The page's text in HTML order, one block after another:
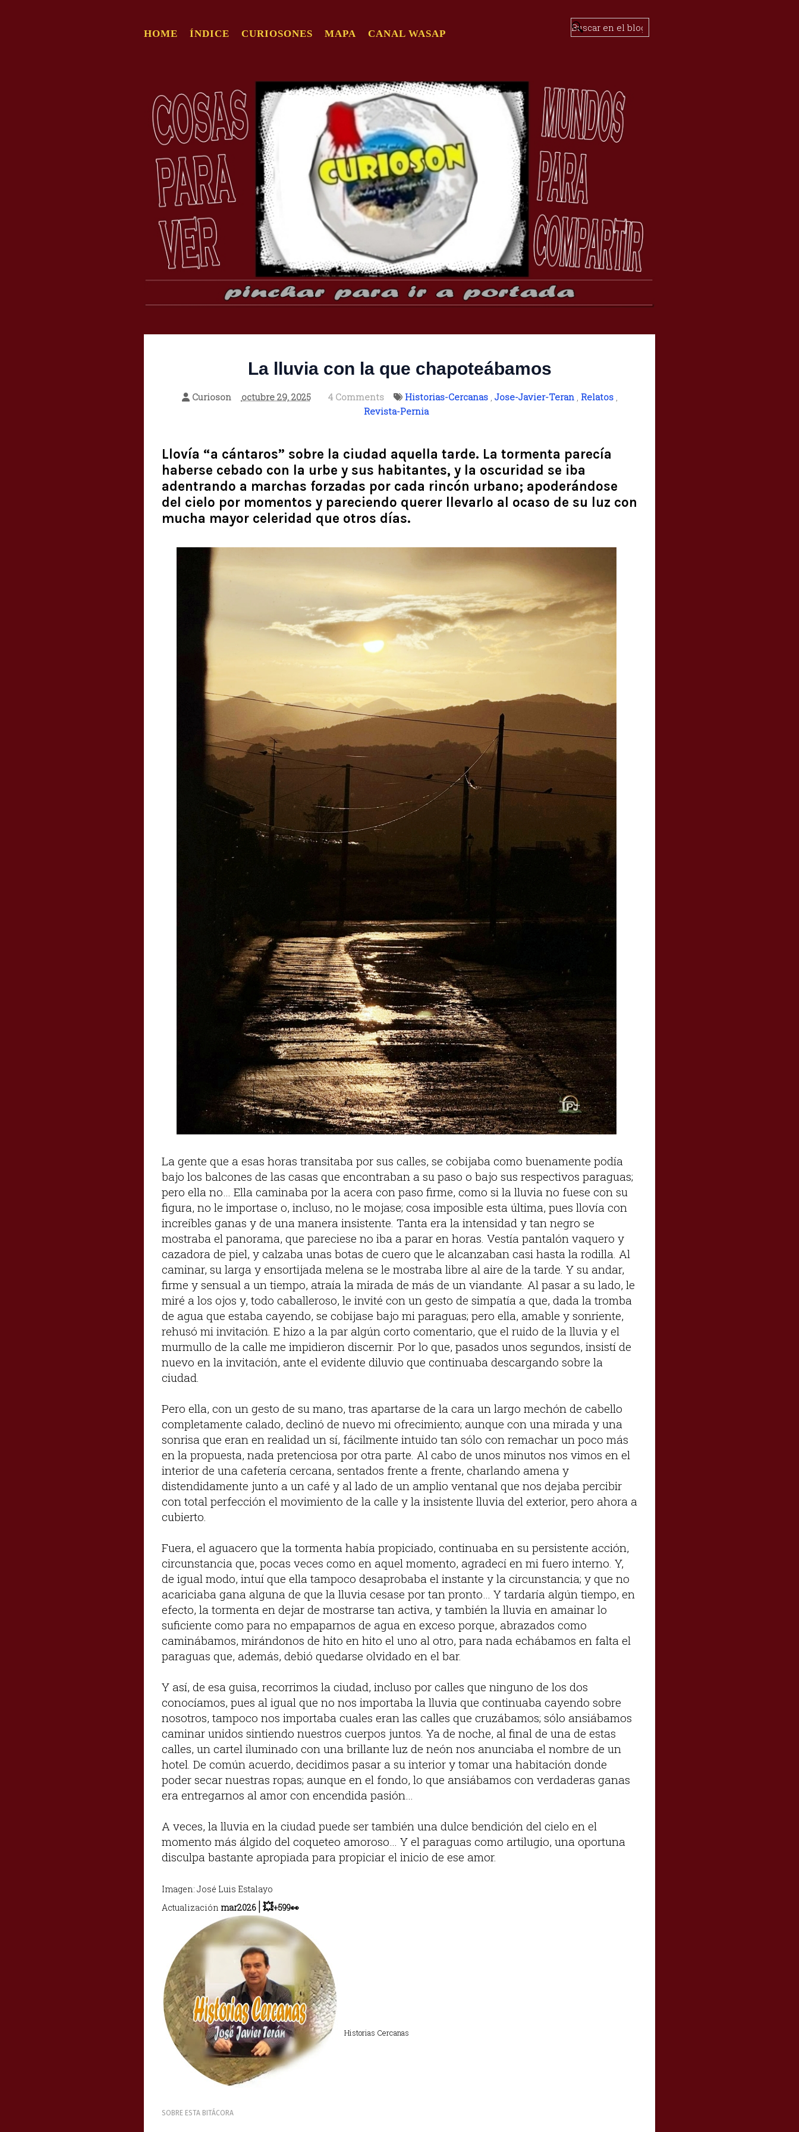
HOME ÍNDICE CURIOSONES MAPA CANAL WASAP
La lluvia con la que chapoteábamos
Curioson octubre 29, 2025 4 Comments Historias-Cercanas, Jose-Javier-Teran, Relatos,
Revista-Pernia
Llovía “a cántaros” sobre la ciudad aquella tarde. La tormenta parecía
haberse cebado con la urbe y sus habitantes, y la oscuridad se iba
adentrando a marchas forzadas por cada rincón urbano; apoderándose
del cielo por momentos y pareciendo querer llevarlo al ocaso de su luz con
mucha mayor celeridad que otros días.
La gente que a esas horas transitaba por sus calles, se cobijaba como buenamente podía
bajo los balcones de las casas que encontraban a su paso o bajo sus respectivos paraguas;
pero ella no… Ella caminaba por la acera con paso firme, como si la lluvia no fuese con su
figura, no le importase o, incluso, no le mojase; cosa imposible esta última, pues llovía con
increíbles ganas y de una manera insistente. Tanta era la intensidad y tan negro se
mostraba el panorama, que pareciese no iba a parar en horas. Vestía pantalón vaquero y
cazadora de piel, y calzaba unas botas de cuero que le alcanzaban casi hasta la rodilla. Al
caminar, su larga y ensortijada melena se le mostraba libre al aire de la tarde. Y su andar,
firme y sensual a un tiempo, atraía la mirada de más de un viandante. Al pasar a su lado, le
miré a los ojos y, todo caballeroso, le invité con un gesto de simpatía a que, dada la tromba
de agua que estaba cayendo, se cobijase bajo mi paraguas; pero ella, amable y sonriente,
rehusó mi invitación. E hizo a la par algún corto comentario, que el ruido de la lluvia y el
murmullo de la calle me impidieron discernir. Por lo que, pasados unos segundos, insistí de
nuevo en la invitación, ante el evidente diluvio que continuaba descargando sobre la
ciudad.
Pero ella, con un gesto de su mano, tras apartarse de la cara un largo mechón de cabello
completamente calado, declinó de nuevo mi ofrecimiento; aunque con una mirada y una
sonrisa que eran en realidad un sí, fácilmente intuido tan sólo con remachar un poco más
en la propuesta, nada pretenciosa por otra parte. Al cabo de unos minutos nos vimos en el
interior de una cafetería cercana, sentados frente a frente, charlando amena y
distendidamente junto a un café y al lado de un amplio ventanal que nos dejaba percibir
con total perfección el movimiento de la calle y la insistente lluvia del exterior, pero ahora a
cubierto.
Fuera, el aguacero que la tormenta había propiciado, continuaba en su persistente acción,
circunstancia que, pocas veces como en aquel momento, agradecí en mi fuero interno. Y,
de igual modo, intuí que ella tampoco desaprobaba el instante y la circunstancia; y que no
acariciaba gana alguna de que la lluvia cesase por tan pronto… Y tardaría algún tiempo, en
efecto, la tormenta en dejar de mostrarse tan activa, y también la lluvia en amainar lo
suficiente como para no empaparnos de agua en exceso porque, abrazados como
caminábamos, mirándonos de hito en hito el uno al otro, para nada echábamos en falta el
paraguas que, además, debió quedarse olvidado en el bar.
Y así, de esa guisa, recorrimos la ciudad, incluso por calles que ninguno de los dos
conocíamos, pues al igual que no nos importaba la lluvia que continuaba cayendo sobre
nosotros, tampoco nos importaba cuales eran las calles que cruzábamos; sólo ansiábamos
caminar unidos sintiendo nuestros cuerpos juntos. Ya de noche, al final de una de estas
calles, un cartel iluminado con una brillante luz de neón nos anunciaba el nombre de un
hotel. De común acuerdo, decidimos pasar a su interior y tomar una habitación donde
poder secar nuestras ropas; aunque en el fondo, lo que ansiábamos con verdaderas ganas
era entregarnos al amor con encendida pasión…
A veces, la lluvia en la ciudad puede ser también una dulce bendición del cielo en el
momento más álgido del coqueteo amoroso… Y el paraguas como artilugio, una oportuna
disculpa bastante apropiada para propiciar el inicio de ese amor.
Imagen: José Luis Estalayo
Actualización mar2026 |💥+599👀
Historias Cercanas
SOBRE ESTA BITÁCORA